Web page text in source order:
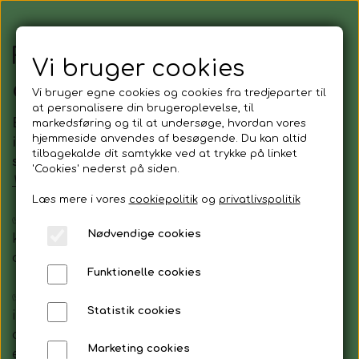
Find balancen i dig selv og
din krop
Er du klar til at komme tættere på dig selv og din
indre. Klar til at forvandle den indre kamp til et
samarbejde med dig selv?
Via min undervisning vil du med tiden opleve:
✅At du begynder at tale mere støttende og
kærligt dig selv. Du stopper din indre kamp imod
dig selv, og starter i stedet et samarbejde.
✅At du får en stærkere relation til dit indre – og
ikke mindst til din krop. Det bliver lettere for dig
at mærke, hvad du har brug for, også når
energierne føles intense.
Vi bruger cookies
Vi bruger egne cookies og cookies fra tredjeparter til
at personalisere din brugeroplevelse, til
markedsføring og til at undersøge, hvordan vores
hjemmeside anvendes af besøgende. Du kan altid
tilbagekalde dit samtykke ved at trykke på linket
'Cookies' nederst på siden.
Læs mere i vores cookiepolitikog privatlivspolitik
Nødvendige cookies
Funktionelle cookies
Statistik cookies
Marketing cookies